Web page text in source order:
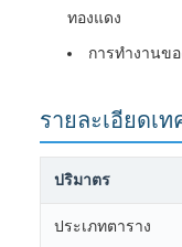
ทองแดง
การทํางานข
รายละเอียดเ
ปริมาตร
ประเภทตาราง